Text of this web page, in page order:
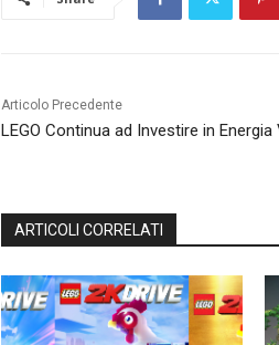
Articolo Precedente
LEGO Continua ad Investire in Energia
ARTICOLI CORRELATI